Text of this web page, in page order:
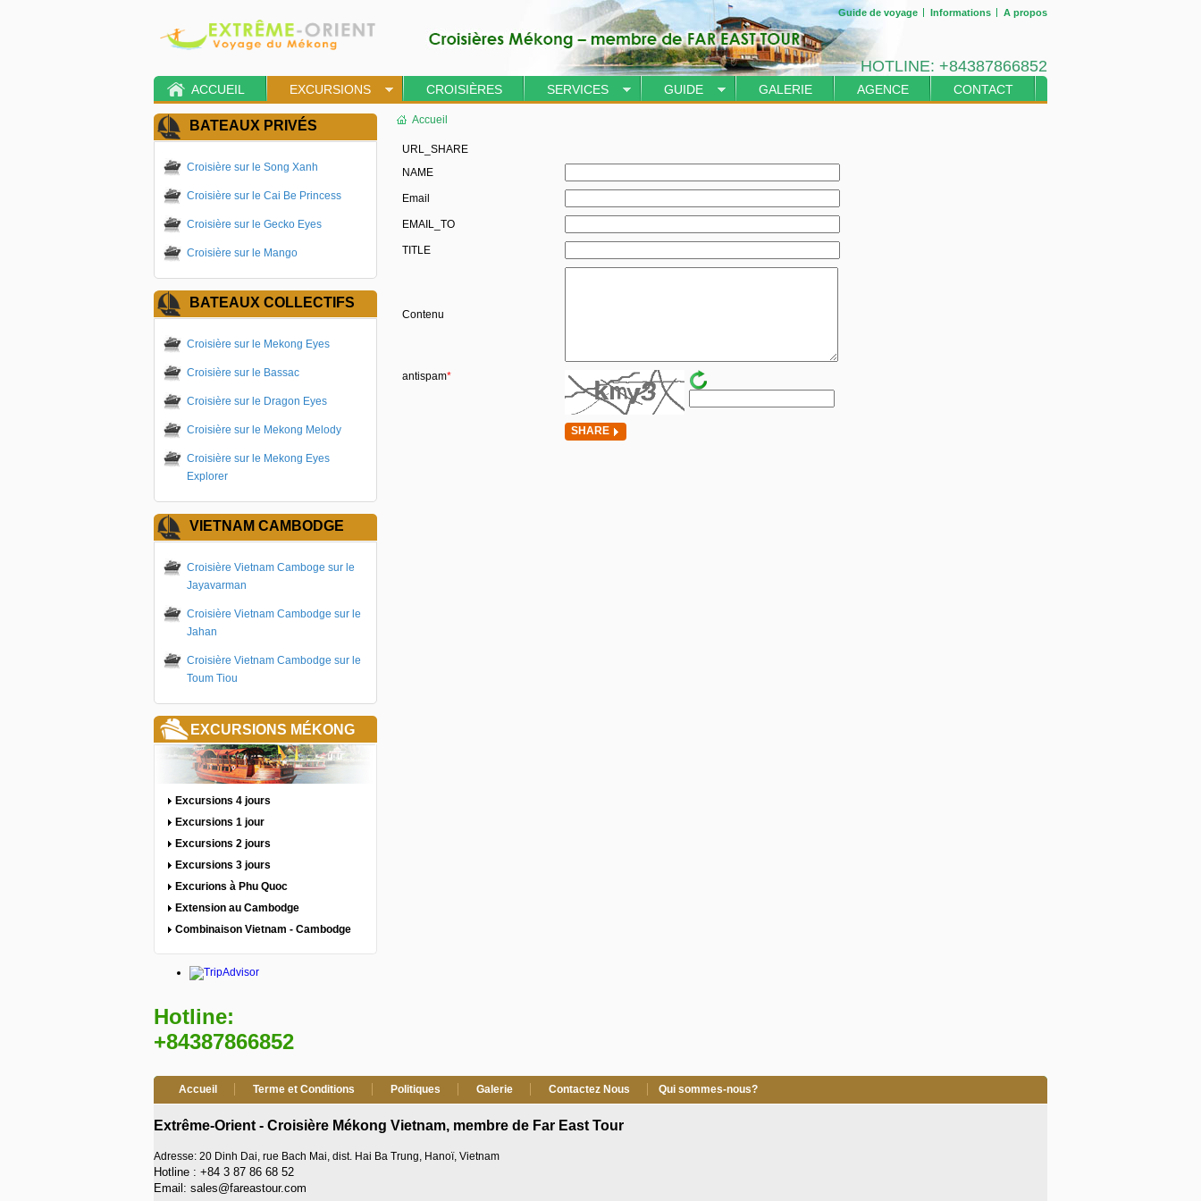
Guide de voyage Informations A propos
HOTLINE: +84387866852
ACCUEIL EXCURSIONS CROISIÈRES SERVICES GUIDE GALERIE AGENCE CONTACT
BATEAUX PRIVÉS
Croisière sur le Song Xanh
Croisière sur le Cai Be Princess
Croisière sur le Gecko Eyes
Croisière sur le Mango
BATEAUX COLLECTIFS
Croisière sur le Mekong Eyes
Croisière sur le Bassac
Croisière sur le Dragon Eyes
Croisière sur le Mekong Melody
Croisière sur le Mekong Eyes
Explorer
VIETNAM CAMBODGE
Croisière Vietnam Camboge sur le
Jayavarman
Croisière Vietnam Cambodge sur le
Jahan
Croisière Vietnam Cambodge sur le
Toum Tiou
EXCURSIONS MÉKONG
Excursions 4 jours
Excursions 1 jour
Excursions 2 jours
Excursions 3 jours
Excurions à Phu Quoc
Extension au Cambodge
Combinaison Vietnam - Cambodge
Hotline:
+84387866852
Accueil
URL_SHARE
NAME
Email
EMAIL_TO
TITLE
Contenu
antispam*
Accueil Terme et Conditions Politiques Galerie Contactez Nous Qui sommes-nous?
Extrême-Orient - Croisière Mékong Vietnam, membre de Far East Tour
Adresse: 20 Dinh Dai, rue Bach Mai, dist. Hai Ba Trung, Hanoï, Vietnam
Hotline : +84 3 87 86 68 52
Email: sales@fareastour.com